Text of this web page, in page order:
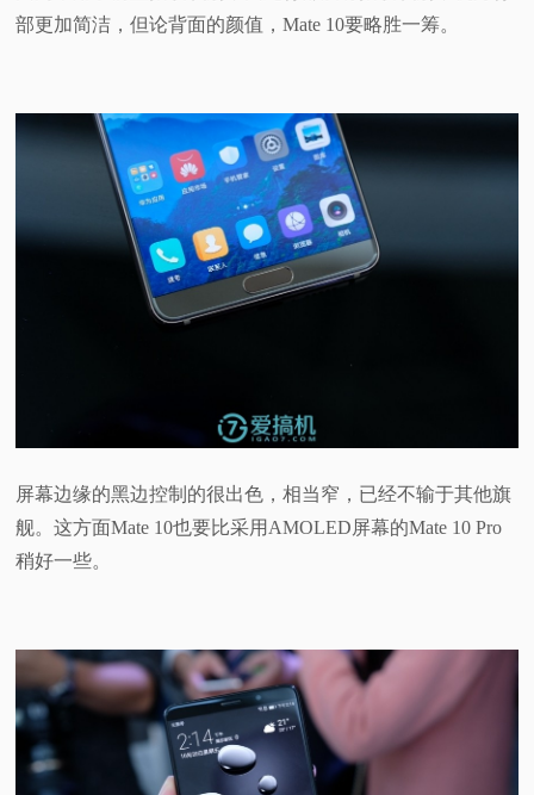
部更加简洁，但论背面的颜值，Mate 10要略胜一筹。
屏幕边缘的黑边控制的很出色，相当窄，已经不输于其他旗
舰。这方面Mate 10也要比采用AMOLED屏幕的Mate 10 Pro
稍好一些。